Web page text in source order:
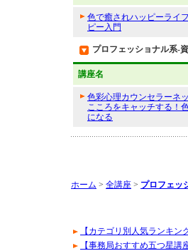
色で癒されハッピーライ
ピー入門
プロフェッショナル系-
講座名
色彩心理カウンセラーネ
こころをキャッチする！
になる
ホーム > 全講座 > プロフェッ
【カテゴリ別人気ランキン
【事務局おすすめ五つ星講